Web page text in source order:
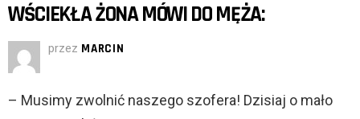
WŚCIEKŁA ŻONA MÓWI DO MĘŻA:
przez MARCIN
– Musimy zwolnić naszego szofera! Dzisiaj o mało